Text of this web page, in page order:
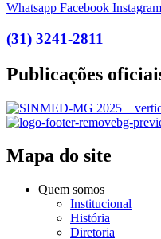
Whatsapp Facebook Instagram
(31) 3241-2811
Publicações
Mapa do site
Quem somos
Institucional
História
Diretoria